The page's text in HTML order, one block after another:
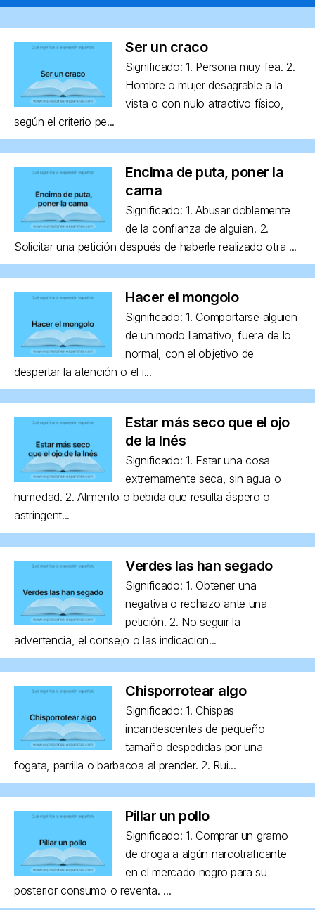
Ser un craco
Significado: 1. Persona muy fea. 2.
Hombre o mujer desagrable a la
vista o con nulo atractivo físico,
según el criterio pe...
Encima de puta, poner la
cama
Significado: 1. Abusar doblemente
de la confianza de alguien. 2.
Solicitar una petición después de haberle realizado otra ...
Hacer el mongolo
Significado: 1. Comportarse alguien
de un modo llamativo, fuera de lo
normal, con el objetivo de
despertar la atención o el i...
Estar más seco que el ojo
de la Inés
Significado: 1. Estar una cosa
extremamente seca, sin agua o
humedad. 2. Alimento o bebida que resulta áspero o
astringent...
Verdes las han segado
Significado: 1. Obtener una
negativa o rechazo ante una
petición. 2. No seguir la
advertencia, el consejo o las indicacion...
Chisporrotear algo
Significado: 1. Chispas
incandescentes de pequeño
tamaño despedidas por una
fogata, parrilla o barbacoa al prender. 2. Rui...
Pillar un pollo
Significado: 1. Comprar un gramo
de droga a algún narcotraficante
en el mercado negro para su
posterior consumo o reventa. ...